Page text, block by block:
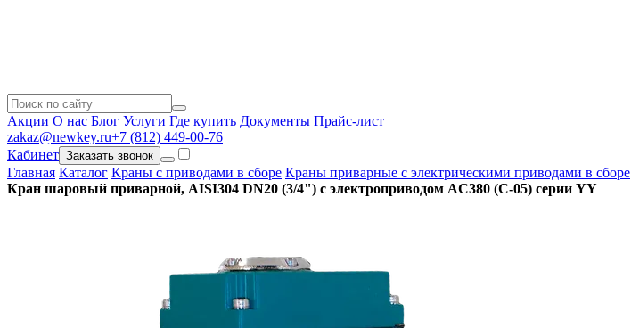
Акции О нас Блог Услуги Где купить Документы Прайс-лист
zakaz@newkey.ru+7 (812) 449-00-76
Кабинет Заказать звонок
Главная Каталог Краны с приводами в сборе Краны приварные с электрическими приводами в сборе
Кран шаровый приварной, AISI304 DN20 (3/4") с электроприводом AC380 (C-05) серии YY